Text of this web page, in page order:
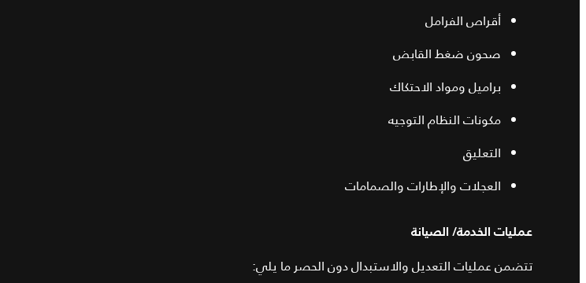
أقراص الفرامل
صحون ضغط القابض
براميل ومواد الاحتكاك
مكونات النظام التوجيه
التعليق
العجلات والإطارات والصمامات
عمليات الخدمة/ الصيانة
تتضمن عمليات التعديل والاستبدال دون الحصر ما يلي: